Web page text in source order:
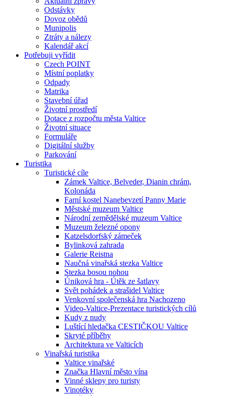
Odstávky
Dovoz obědů
Munipolis
Ztráty a nálezy
Kalendář akcí
Potřebuji vyřídit
Czech POINT
Místní poplatky
Odpady
Matrika
Stavební úřad
Životní prostředí
Dotace z rozpočtu města Valtice
Životní situace
Formuláře
Digitální služby
Parkování
Turistika
Turistické cíle
Zámek Valtice, Belveder, Dianin chrám,
Kolonáda
Farní kostel Nanebevzetí Panny Marie
Městské muzeum Valtice
Národní zemědělské muzeum Valtice
Muzeum železné opony
Katzelsdorfský zámeček
Bylinková zahrada
Galerie Reistna
Naučná vinařská stezka Valtice
Stezka bosou nohou
Úniková hra - Útěk ze šatlavy
Svět pohádek a strašidel Valtice
Venkovní společenská hra Nachozeno
Video-Valtice-Prezentace turistických cílů
Kudy z nudy
Luštící hledačka CESTIČKOU Valtice
Skryté příběhy
Architektura ve Valticích
Vinařská turistika
Valtice vinařské
Značka Hlavní město vína
Vinné sklepy pro turisty
Vinotéky